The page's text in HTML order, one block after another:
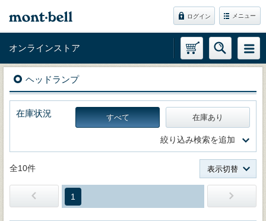
ログイン メニュー
オンラインストア
ヘッドランプ
在庫状況 すべて 在庫あり
絞り込み検索を追加
全10件 表示切替
1